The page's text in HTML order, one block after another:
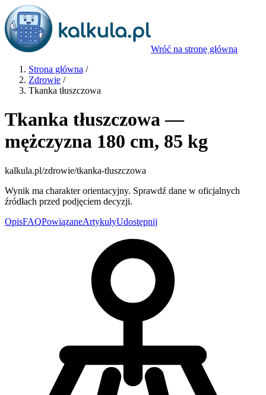
Wróć na stronę główną
Strona główna /
Zdrowie /
Tkanka tłuszczowa
Tkanka tłuszczowa —
mężczyzna 180 cm, 85 kg
kalkula.pl/zdrowie/tkanka-tluszczowa
Wynik ma charakter orientacyjny. Sprawdź dane w oficjalnych
źródłach przed podjęciem decyzji.
OpisFAQPowiązaneArtykułyUdostępnij